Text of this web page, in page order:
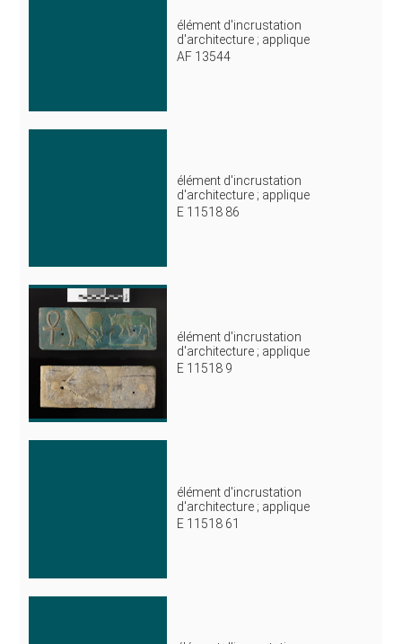
élément d'incrustation
d'architecture ; applique
AF 13544
élément d'incrustation
d'architecture ; applique
E 11518 86
élément d'incrustation
d'architecture ; applique
E 11518 9
élément d'incrustation
d'architecture ; applique
E 11518 61